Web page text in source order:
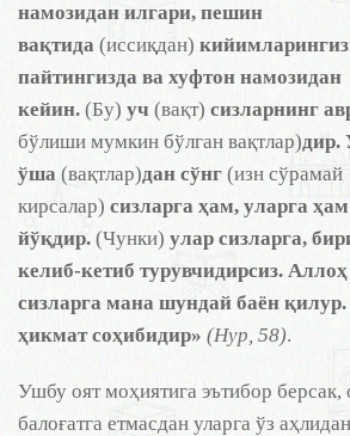
намозидан илгари, пешин
вақтида (иссиқдан)
пайтингизда ва хуфтон намозидан
кейин. (Бу) уч (вақт) сизларнинг
бўлиши мумкин бўлган вақтлар)дир.
ўша (вақтлар)дан сўнг (изн сўрамай
кирсалар) сизларга ҳам, уларга
йўқдир. (Чунки) улар сизларга,
келиб-кетиб турувчидирсиз.
сизларга мана шундай баён
ҳикмат соҳибидир» (Нур, 58).
Ушбу оят моҳиятига эътибор берсак,
балоғатга етмасдан уларга ўз